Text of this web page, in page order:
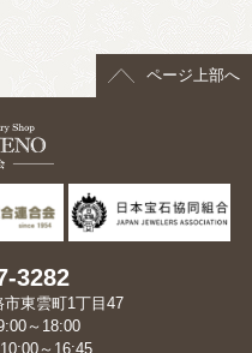
ページ上部へ
3282
東雲町1丁目47
～18:00
～16:45